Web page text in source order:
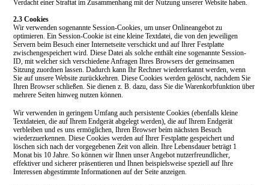
Verdacht einer Straftat im Zusammenhang mit der Nutzung unserer Website haben.
2.3 Cookies
Wir verwenden sogenannte Session-Cookies, um unser Onlineangebot zu
optimieren. Ein Session-Cookie ist eine kleine Textdatei, die von den jeweiligen
Servern beim Besuch einer Internetseite verschickt und auf Ihrer Festplatte
zwischengespeichert wird. Diese Datei als solche enthält eine sogenannte Session-
ID, mit welcher sich verschiedene Anfragen Ihres Browsers der gemeinsamen
Sitzung zuordnen lassen. Dadurch kann Ihr Rechner wiedererkannt werden, wenn
Sie auf unsere Website zurückkehren. Diese Cookies werden gelöscht, nachdem Sie
Ihren Browser schließen. Sie dienen z. B. dazu, dass Sie die Warenkorbfunktion über
mehrere Seiten hinweg nutzen können.
Wir verwenden in geringem Umfang auch persistente Cookies (ebenfalls kleine
Textdateien, die auf Ihrem Endgerät abgelegt werden), die auf Ihrem Endgerät
verbleiben und es uns ermöglichen, Ihren Browser beim nächsten Besuch
wiederzuerkennen. Diese Cookies werden auf Ihrer Festplatte gespeichert und
löschen sich nach der vorgegebenen Zeit von allein. Ihre Lebensdauer beträgt 1
Monat bis 10 Jahre. So können wir Ihnen unser Angebot nutzerfreundlicher,
effektiver und sicherer präsentieren und Ihnen beispielsweise speziell auf Ihre
Interessen abgestimmte Informationen auf der Seite anzeigen.